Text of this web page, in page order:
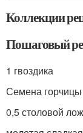
Коллекции
Пошаговый
1 гвоздика
Семена
0,5 столовой